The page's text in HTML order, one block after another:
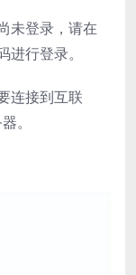
未登录，请在
行登录。
连接到互联
。